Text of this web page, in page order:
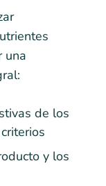
una
de los
y los